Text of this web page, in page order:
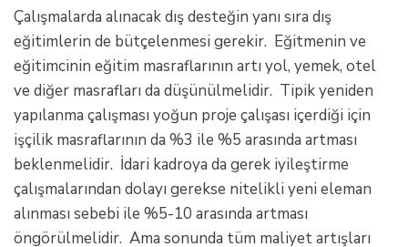
Çalışmalarda alınacak dış desteğin yanı sıra dış
eğitimlerin de bütçelenmesi gerekir. Eğitmenin ve
eğitimcinin eğitim masraflarının artı yol, yemek, otel
ve diğer masrafları da düşünülmelidir. Tipik yeniden
yapılanma çalışması yoğun proje çalışası içerdiği için
işçilik masraflarının da %3 ile %5 arasında artması
beklenmelidir. İdari kadroya da gerek iyileştirme
çalışmalarından dolayı gerekse nitelikli yeni eleman
alınması sebebi ile %5-10 arasında artması
öngörülmelidir. Ama sonunda tüm maliyet artışları